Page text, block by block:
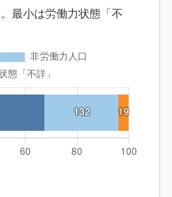
最小は労働力状態「不